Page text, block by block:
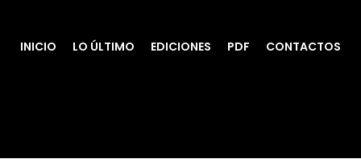
INICIO LO ÚLTIMO EDICIONES PDF CONTACTOS